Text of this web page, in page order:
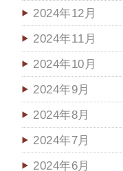
2024年12月
2024年11月
2024年10月
2024年9月
2024年8月
2024年7月
2024年6月